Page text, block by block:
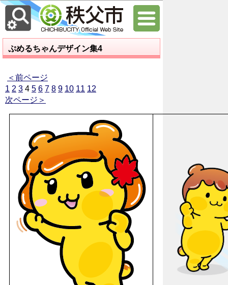
ぷめるちゃんデザイン集4
＜前ページ
1 2 3 4 5 6 7 8 9 10 11 12
次ページ＞